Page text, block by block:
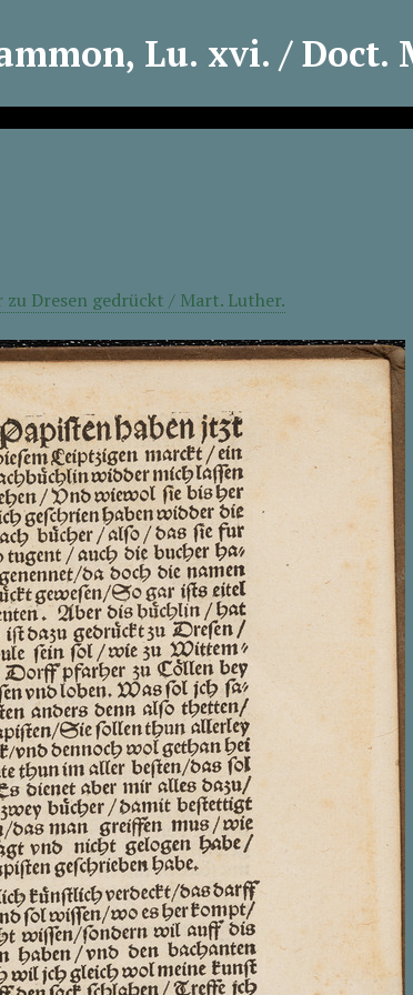
Lu. xvi. / Doct.
zu Dresen gedrückt / Mart. Luther.